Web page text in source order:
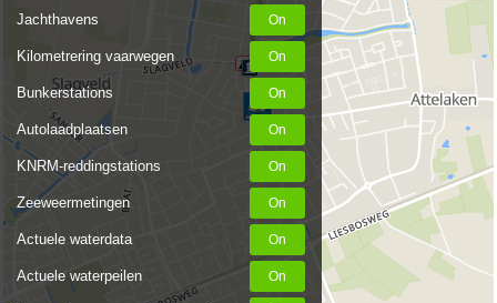
Jachthavens
Kilometrering vaarwegen
Bunkerstations
Autolaadplaatsen
KNRM-reddingstations
Zeeweermetingen
Actuele waterdata
Actuele waterpeilen